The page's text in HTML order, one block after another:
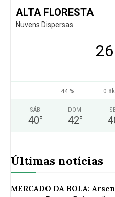
ALTA FLORESTA
Nuvens Dispersas
44 %
SÁB
40°
DOM
42°
Últimas notícias
MERCADO DA BOLA: